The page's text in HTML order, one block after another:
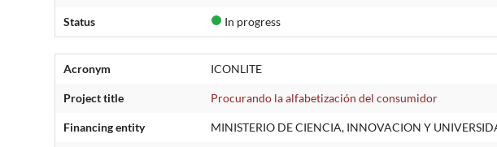
Status In progress
Acronym ICONLITE
Project title Procurando la alfabetización del consumidor
Financing entity MINISTERIO DE CIENCIA, INNOVACION Y